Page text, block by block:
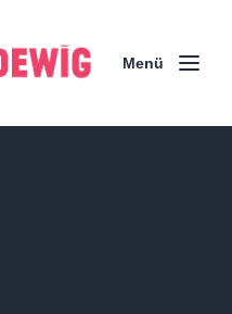
Menü